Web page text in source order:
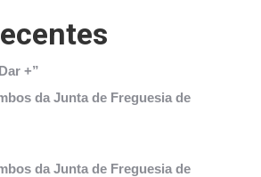
+”
da Junta de Freguesia de
da Junta de Freguesia de